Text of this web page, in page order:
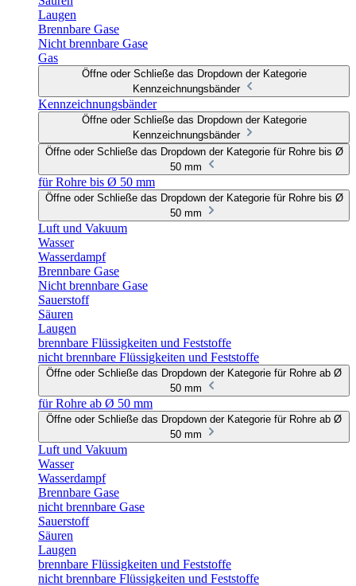
Laugen
Brennbare Gase
Nicht brennbare Gase
Gas
Öffne oder Schließe das Dropdown der Kategorie
Kennzeichnungsbänder
Kennzeichnungsbänder
Öffne oder Schließe das Dropdown der Kategorie
Kennzeichnungsbänder
Öffne oder Schließe das Dropdown der Kategorie für Rohre bis Ø
50 mm
für Rohre bis Ø 50 mm
Öffne oder Schließe das Dropdown der Kategorie für Rohre bis Ø
50 mm
Luft und Vakuum
Wasser
Wasserdampf
Brennbare Gase
Nicht brennbare Gase
Sauerstoff
Säuren
Laugen
brennbare Flüssigkeiten und Feststoffe
nicht brennbare Flüssigkeiten und Feststoffe
Öffne oder Schließe das Dropdown der Kategorie für Rohre ab Ø
50 mm
für Rohre ab Ø 50 mm
Öffne oder Schließe das Dropdown der Kategorie für Rohre ab Ø
50 mm
Luft und Vakuum
Wasser
Wasserdampf
Brennbare Gase
nicht brennbare Gase
Sauerstoff
Säuren
Laugen
brennbare Flüssigkeiten und Feststoffe
nicht brennbare Flüssigkeiten und Feststoffe